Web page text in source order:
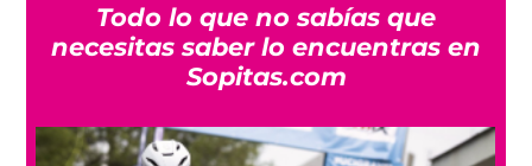
Todo lo que no sabías que
necesitas saber lo encuentras en
Sopitas.com